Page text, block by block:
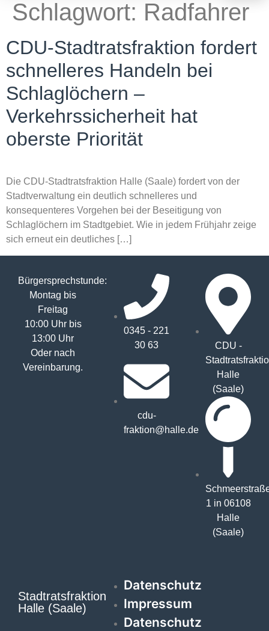
Schlagwort: Radfahrer
CDU-Stadtratsfraktion fordert
schnelleres Handeln bei
Schlaglöchern –
Verkehrssicherheit hat
oberste Priorität
Die CDU-Stadtratsfraktion Halle (Saale) fordert von der
Stadtverwaltung ein deutlich schnelleres und
konsequenteres Vorgehen bei der Beseitigung von
Schlaglöchern im Stadtgebiet. Wie in jedem Frühjahr zeige
sich erneut ein deutliches […]
Bürgersprechstunde:
Montag bis
Freitag
10:00 Uhr bis
13:00 Uhr
Oder nach
Vereinbarung.
0345 - 221
30 63
cdu-
fraktion@halle.de
CDU -
Halle
(Saale)
1 in 06108
Halle
(Saale)
Stadtratsfraktion
Halle (Saale)
Datenschutz
Impressum
Datenschutz